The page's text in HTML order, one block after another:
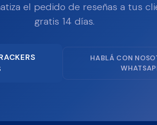
el pedido de reseñas a tus
gratis 14 días.
HABLÁ CON